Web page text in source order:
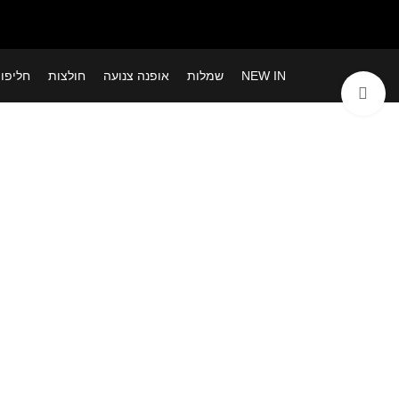
NEW IN שמלות אופנה צנועה חולצות